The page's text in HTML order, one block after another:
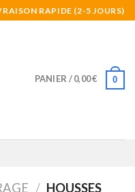
RAPIDE (2-5 JOURS)
PANIER /0,00€ 0
/ HOUSSES